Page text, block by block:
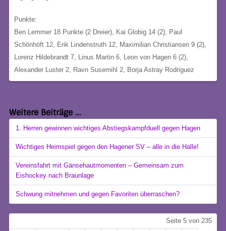
Punkte:
Ben Lemmer 18 Punkte (2 Dreier), Kai Globig 14 (2), Paul
Schönhöft 12, Erik Lindenstruth 12, Maximilian Christiansen 9 (2),
Lorenz Hildebrandt 7, Linus Martin 6, Leon von Hagen 6 (2),
Alexander Luster 2, Ravn Susemihl 2, Borja Astray Rodriguez
Weitere Beiträge ...
1. Herren gewinnen wichtiges Abstiegskampfduell gegen Hagen
Wichtiges Heimspiel gegen den Hagener SV – alle in die Halle!
Vereinsfahrt mit Gänsehautmomenten – Gemeinsam zum
Eishockey nach Braunlage
Schwung mitnehmen und gegen Favoriten überraschen?
Seite 5 von 235